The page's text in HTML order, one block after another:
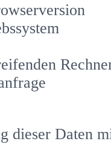
dieser Daten